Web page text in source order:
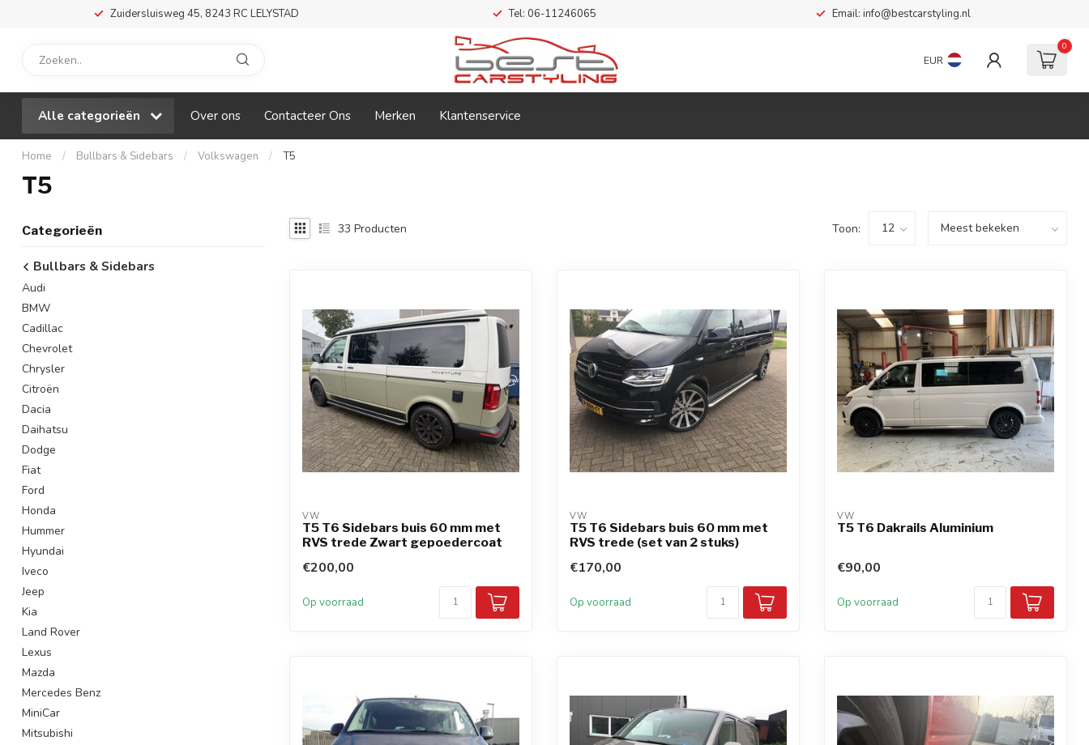
Zuidersluisweg 45, 8243 RC LELYSTAD Tel: 06-11246065 Email: info@bestcarstyling.nl
EUR
0
Alle categorieën Over ons Contacteer Ons Merken Klantenservice
Home / Bullbars & Sidebars / Volkswagen / T5
T5
Categorieën
Bullbars & Sidebars
Audi
BMW
Cadillac
Chevrolet
Chrysler
Citroën
Dacia
Daihatsu
Dodge
Fiat
Ford
Honda
Hummer
Hyundai
Iveco
Jeep
Kia
Land Rover
Lexus
Mazda
Mercedes Benz
MiniCar
Mitsubishi
33 Producten Toon:
VW
T5 T6 Sidebars buis 60 mm met
RVS trede Zwart gepoedercoat
€200,00
Op voorraad
VW
T5 T6 Sidebars buis 60 mm met
RVS trede (set van 2 stuks)
€170,00
Op voorraad
VW
T5 T6 Dakrails Aluminium
€90,00
Op voorraad